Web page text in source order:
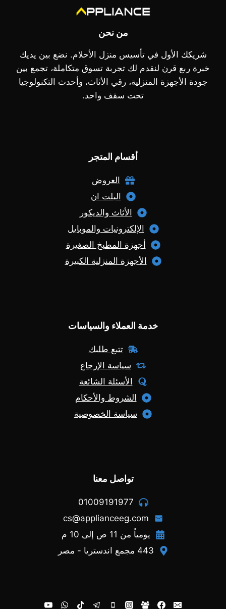
من نحن
شريكك الأول في تأسيس منزل الأحلام. نضع بين يديك
خبرة ربع قرن لنقدم لك تجربة تسوق متكاملة، تجمع بين
جودة الأجهزة المنزلية، رقي الأثاث، وأحدث التكنولوجيا
تحت سقف واحد.
أقسام المتجر
العروض
البلت ان
الأثاث والديكور
الإلكترونيات والموبايل
أجهزة المطبخ الصغيرة
الأجهزة المنزلية الكبيرة
خدمة العملاء والسياسات
تتبع طلبك
سياسة الإرجاع
الأسئلة الشائعة
الشروط والأحكام
سياسة الخصوصية
تواصل معنا
01009191977
cs@applianceeg.com
يومياً من 11 ص إلى 10 م
443 مجمع اندستريا - مصر